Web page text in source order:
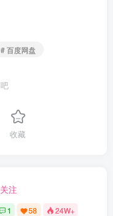
# 百度网盘
收藏
关注
1 58 24W+